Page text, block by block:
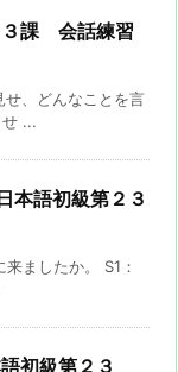
３課 会話練習
せ、どんなことを言
...
本語初級第２３
ましたか。 S1：
初級第２３